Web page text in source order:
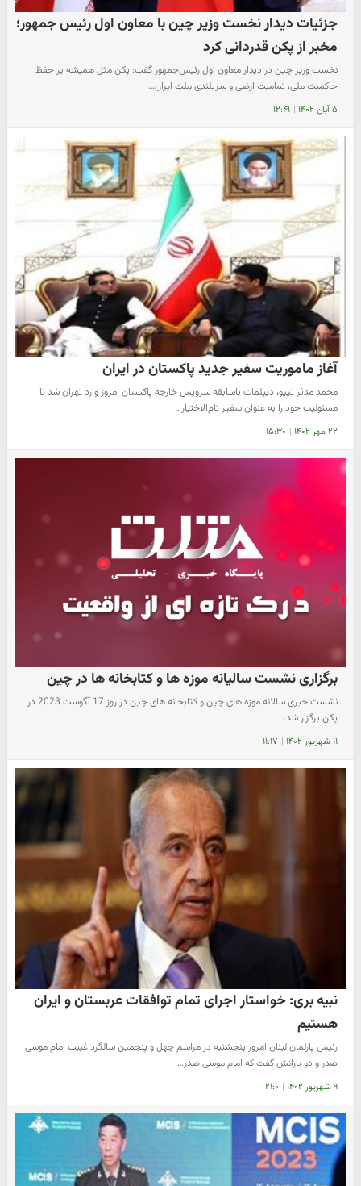
جزئیات دیدار نخست وزیر چین با معاون اول رئیس جمهور؛
مخبر از پکن قدردانی کرد
نخست وزیر چین در دیدار معاون اول رئیس‌جمهور گفت: پکن مثل همیشه بر حفظ
حاکمیت ملی، تمامیت ارضی و سربلندی ملت ایران…
۵ آبان ۱۴۰۲ | ۱۲:۴۱
آغاز ماموریت سفیر جدید پاکستان در ایران
محمد مدثر تیپو، دیپلمات باسابقه سرویس خارجه پاکستان امروز وارد تهران شد تا
مسئولیت خود را به عنوان سفیر تام‌الاختیار…
۲۲ مهر ۱۴۰۲ | ۱۵:۳۰
برگزاری نشست سالیانه موزه ها و کتابخانه ها در چین
نشست خبری سالانه موزه های چین و کتابخانه های چین در روز 17 آگوست 2023 در
پکن برگزار شد.
۱۱ شهریور ۱۴۰۲ | ۱۱:۱۷
نبیه بری: خواستار اجرای تمام توافقات عربستان و ایران
هستیم
رئیس پارلمان لبنان امروز پنجشنبه در مراسم چهل و پنجمین سالگرد غیبت امام موسی
صدر و دو یارانش گفت که امام موسی صدر…
۹ شهریور ۱۴۰۲ | ۲۱:۰